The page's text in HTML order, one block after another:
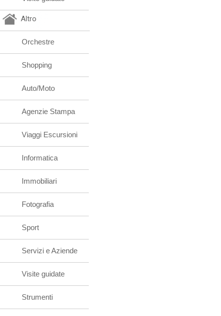
Altro
Orchestre
Shopping
Auto/Moto
Agenzie Stampa
Viaggi Escursioni
Informatica
Immobiliari
Fotografia
Sport
Servizi e Aziende
Visite guidate
Strumenti